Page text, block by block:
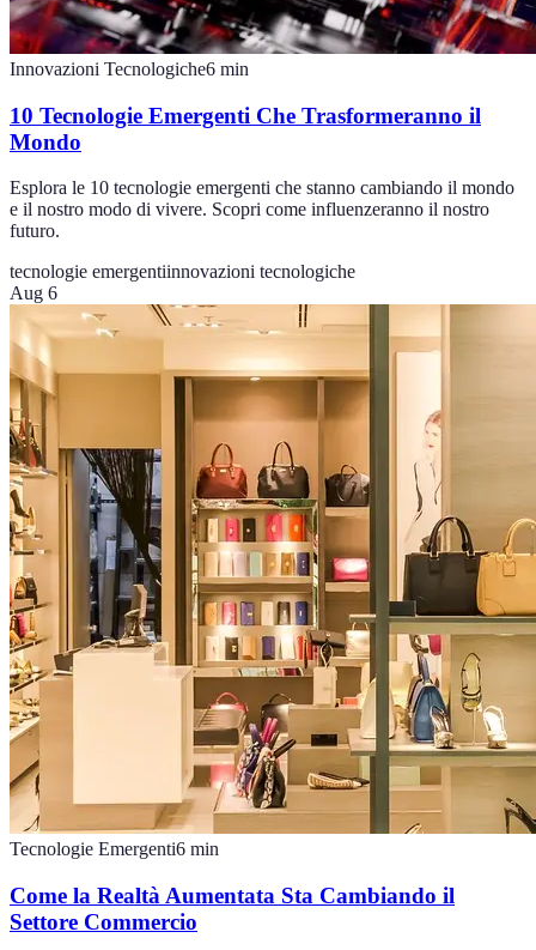
Innovazioni Tecnologiche6 min
10 Tecnologie Emergenti Che Trasformeranno il
Mondo
Esplora le 10 tecnologie emergenti che stanno cambiando il mondo
e il nostro modo di vivere. Scopri come influenzeranno il nostro
futuro.
tecnologie emergentiinnovazioni tecnologiche
Aug 6
Tecnologie Emergenti6 min
Come la Realtà Aumentata Sta Cambiando il
Settore Commercio